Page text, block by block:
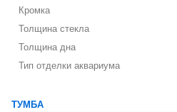
Кромка
Толщина стекла
Толщина дна
Тип отделки аквариума
ТУМБА